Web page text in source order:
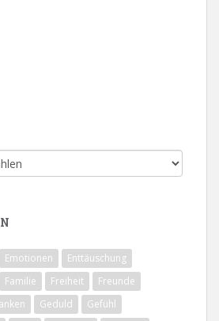
Emotionen
Enttäuschung
Familie Freiheit
Freunde
Geduld
Gefühl